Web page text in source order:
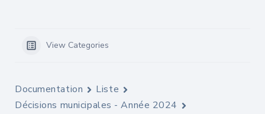
View Categories
Documentation
Liste
Décisions municipales - Année 2024